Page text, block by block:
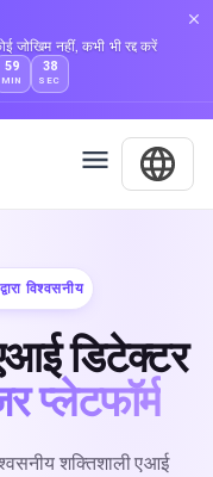
जोखिम नहीं, कभी भी रद्द करें
59
MIN
37
SEC
विश्वसनीय
डिटेक्टर
प्लेटफॉर्म
शक्तिशाली एआई